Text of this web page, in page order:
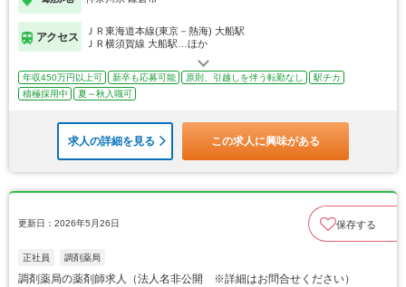
アクセス
ＪＲ東海道本線(東京－熱海) 大船駅
ＪＲ横須賀線 大船駅…ほか
年収450万円以上可 新卒も応募可能 原則、引越しを伴う転勤なし
駅チカ
積極採用中
夏～秋入職可
求人の詳細を見る この求人に興味がある
更新日：2026年5月26日 保存する
正社員 調剤薬局
調剤薬局の薬剤師求人（法人名非公開 ※詳細はお問合せください）